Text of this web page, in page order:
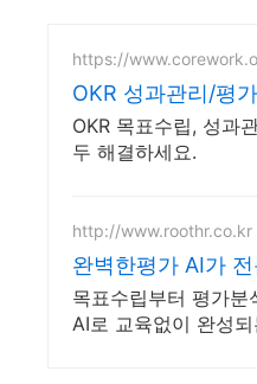
https://
OKR 성과관리/평
OKR 목표수립, 성과
두 해결하세요.
http://www.roothr.co.kr
완벽한평가 AI가
처럼 rootHR AI인
목표수립부터 평가분
AI로 교육없이 완성되